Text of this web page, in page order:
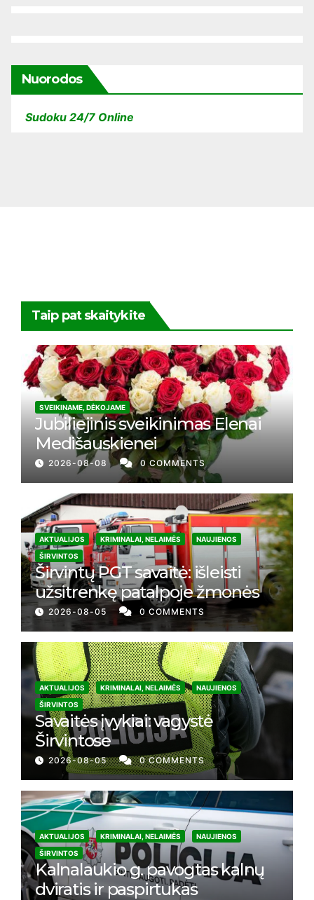
Nuorodos
Sudoku 24/7 Online
Taip pat skaitykite
SVEIKINAME, DĖKOJAME
Jubiliejinis sveikinimas Elenai
Medišauskienei
2026-08-08 0 COMMENTS
AKTUALIJOS KRIMINALAI, NELAIMĖS
NAUJIENOS
ŠIRVINTOS
Širvintų PGT savaitė: išleisti
užsitrenkę patalpoje žmonės
2026-08-05 0 COMMENTS
AKTUALIJOS KRIMINALAI, NELAIMĖS
NAUJIENOS
ŠIRVINTOS
Savaitės įvykiai: vagystė
Širvintose
2026-08-05 0 COMMENTS
AKTUALIJOS KRIMINALAI, NELAIMĖS
NAUJIENOS
ŠIRVINTOS
Kalnalaukio g. pavogtas kalnų
dviratis ir paspirtukas